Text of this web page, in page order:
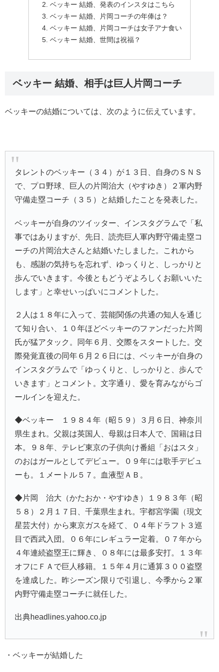
ベッキー 結婚、発表のインスタはこちら
ベッキー 結婚、片岡コーチの年俸は？
ベッキー 結婚、片岡コーチは女子アナ食い
ベッキー 結婚、世間は祝福？
ベッキー 結婚、相手は巨人片岡コーチ
ベッキーの結婚については、次のように伝えています。
タレントのベッキー （３４）が１３日、自身のＳＮＳ
で、プロ野球、巨人の片岡治大 （やすゆき）２軍内野
守備走塁コーチ（３５）と結婚したことを発表した。
ベッキーが自身のツイッター、インスタグラムで「私
事ではありますが、先日、読売巨人軍内野守備走塁コ
ーチの片岡治大さんと結婚いたしました。これから
も、感謝の気持ちを忘れず、ゆっくりと、しっかりと
歩んでいきます。今後ともどうぞよろしくお願いいた
します」と幸せいっぱいにコメントした。
２人は１８年に入って、芸能関係の共通の知人を通じ
て知り合い、１０年ほどベッキーのファンだった片岡
氏が猛アタック。同年６月、交際をスタートした。交
際発覚直後の同年６月２６日には、ベッキーが自身の
インスタグラムで「ゆっくりと、しっかりと、歩んで
いきます」とコメント。文字通り、愛を育みながらゴ
ールインを迎えた。
◆ベッキー １９８４年（昭５９）３月６日、神奈川
県生まれ。父親は英国人、母親は日本人で、国籍は日
本。９８年、テレビ東京の子供向け番組「 おはスタ 」
のおはガールとしてデビュー。０９年には歌手デビュ
ーも。１メートル５７。血液型ＡＢ。
◆片岡 治大（かたおか・やすゆき）１９８３年（昭
５８）２月１７日、千葉県生まれ。宇都宮学園（現文
星芸大付）から東京ガス を経て、０４年ドラフト３巡
目で西武入団。０６年にレギュラー定着。０７年から
４年連続盗塁王に輝き、０８年には最多安打。１３年
オフにＦＡで巨人移籍。１５年４月に通算３００盗塁
を達成した。昨シーズン限りで引退し、今季から２軍
内野守備走塁コーチに就任した。
出典headlines.yahoo.co.jp
・ベッキーが結婚した